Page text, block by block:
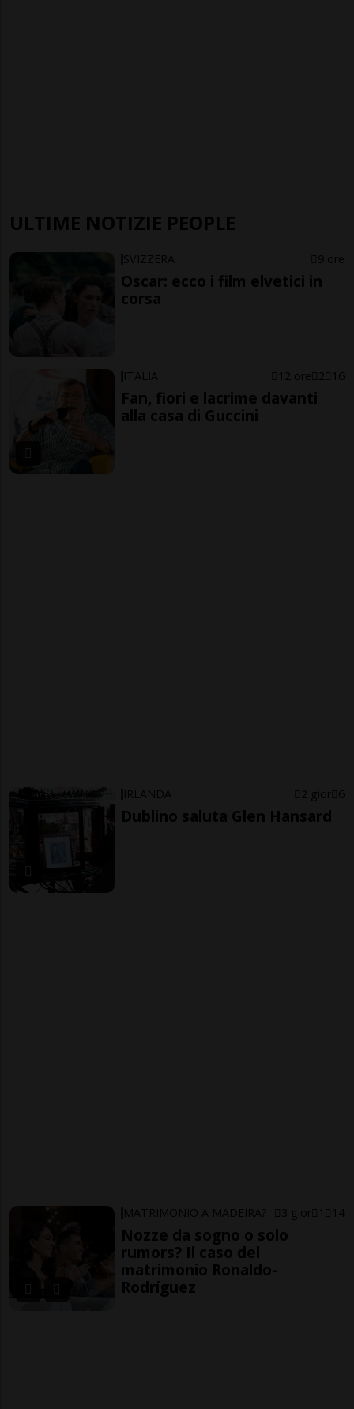
ULTIME NOTIZIE PEOPLE
SVIZZERA 9 ore
Oscar: ecco i film elvetici in
corsa
ITALIA 12 ore 2 16
Fan, fiori e lacrime davanti
alla casa di Guccini
IRLANDA 2 gior 6
Dublino saluta Glen Hansard
MATRIMONIO A MADEIRA? 3 gior 1 14
Nozze da sogno o solo
rumors? Il caso del
matrimonio Ronaldo-
Rodríguez